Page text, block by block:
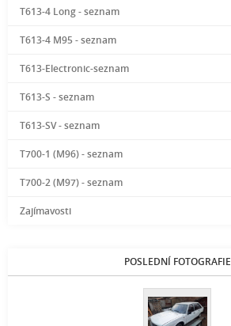
T613-4 Long - seznam
T613-4 M95 - seznam
T613-Electronic-seznam
T613-S - seznam
T613-SV - seznam
T700-1 (M96) - seznam
T700-2 (M97) - seznam
Zajímavosti
POSLEDNÍ FOTOGRAFIE